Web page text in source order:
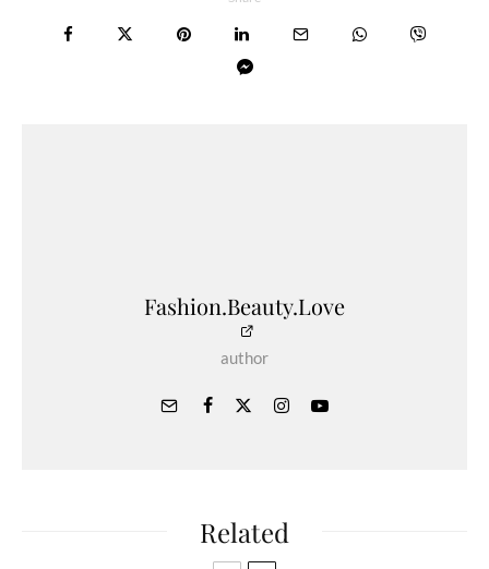
Fashion.Beauty.Love
author
Related